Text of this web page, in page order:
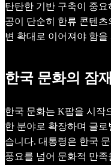
탄탄한 기반 구축이 중
공이 단순히 한류 콘텐
변 확대로 이어져야 함을
한국 문화의 잠
한국 문화는 K팝을 시작
한 분야로 확장하며 글
습니다. 대통령은 한국
풍요를 넘어 문화적 만